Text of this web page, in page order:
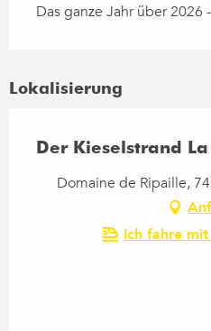
Das ganze Jahr über
Lokalisierung
Der Kieselstrand
Domaine de Ripaille,
Ich fahre